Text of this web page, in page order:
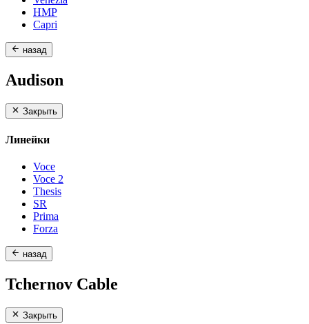
HMP
Capri
назад
Audison
Закрыть
Линейки
Voce
Voce 2
Thesis
SR
Prima
Forza
назад
Tchernov Cable
Закрыть